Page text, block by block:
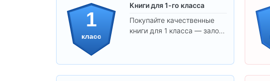
1
класс
Книги для 1-го класса
Покупайте качественные
книги для 1 класса — залог